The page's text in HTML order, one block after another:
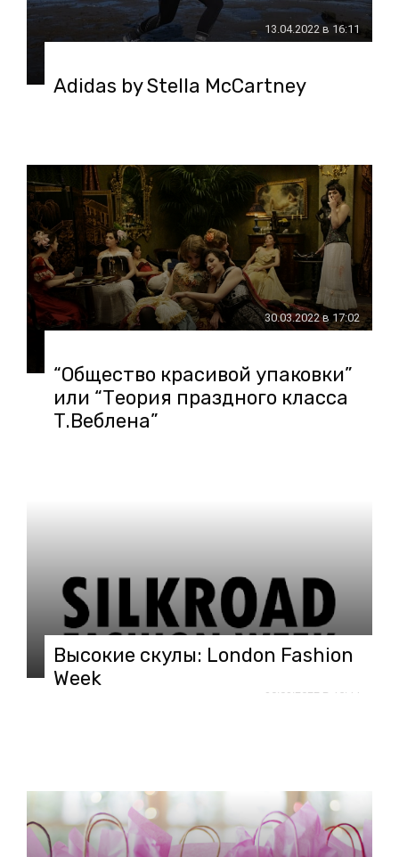
13.04.2022 в 16:11
Adidas by Stella McCartney
30.03.2022 в 17:02
“Общество красивой упаковки”
или “Теория праздного класса
Т.Веблена”
Высокие скулы: London Fashion
Week